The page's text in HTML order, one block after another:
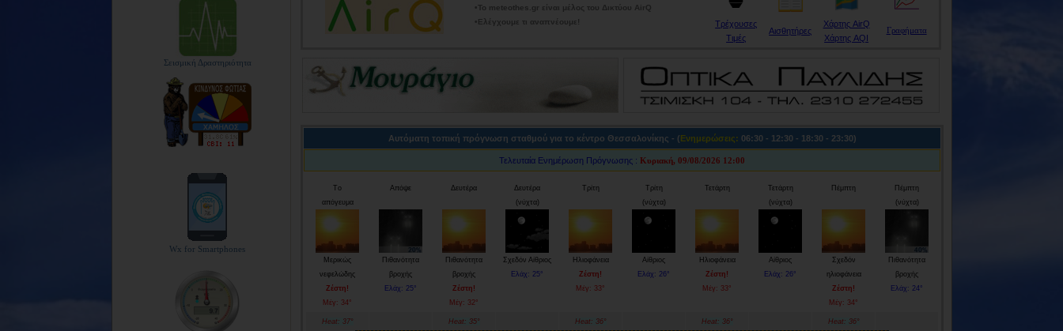
Σεισμική Δραστηριότητα
Wx for Smartphones
•Το meteothes.gr είναι μέλος του Δικτύου AirQ
•Ελέγχουμε τι αναπνέουμε!
Τρέχουσες
Τιμές
Αισθητήρες
Χάρτης AirQ
Χάρτης AQI
Γραφήματα
Αυτόματη τοπική πρόγνωση σταθμού για το κέντρο Θεσσαλονίκης - ( Ενημερώσεις: 06:30 - 12:30 - 18:30 - 23:30)
Τελευταία Ενημέρωση Πρόγνωσης : Κυριακή, 09/08/2026 12:00
Tο
απόγευμα
Μερικώς
νεφελώδης
Ζέστη!
Μέγ: 34°
Απόψε
Πιθανότητα
βροχής
Ελάχ: 25°
Δευτέρα
Πιθανότητα
βροχής
Ζέστη!
Μέγ: 32°
Δευτέρα
(νύχτα)
Σχεδόν Αίθριος
Ελάχ: 25°
Τρίτη
Ηλιοφάνεια
Ζέστη!
Μέγ: 33°
Τρίτη
(νύχτα)
Αίθριος
Ελάχ: 26°
Τετάρτη
Ηλιοφάνεια
Ζέστη!
Μέγ: 33°
Τετάρτη
(νύχτα)
Αίθριος
Ελάχ: 26°
Πέμπτη
Σχεδόν
ηλιοφάνεια
Ζέστη!
Μέγ: 34°
Πέμπτη
(νύχτα)
Πιθανότητα
βροχής
Ελάχ: 24°
Heat: 37° Heat: 35° Heat: 36° Heat: 36° Heat: 36°